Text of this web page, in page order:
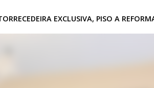
EXCLUSIVA, PISO A